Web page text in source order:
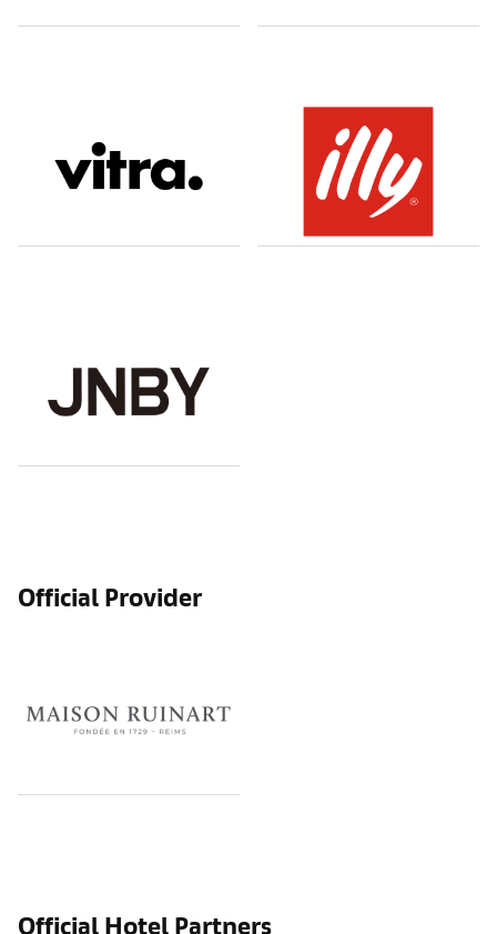
Official Provider
Official Hotel Partners